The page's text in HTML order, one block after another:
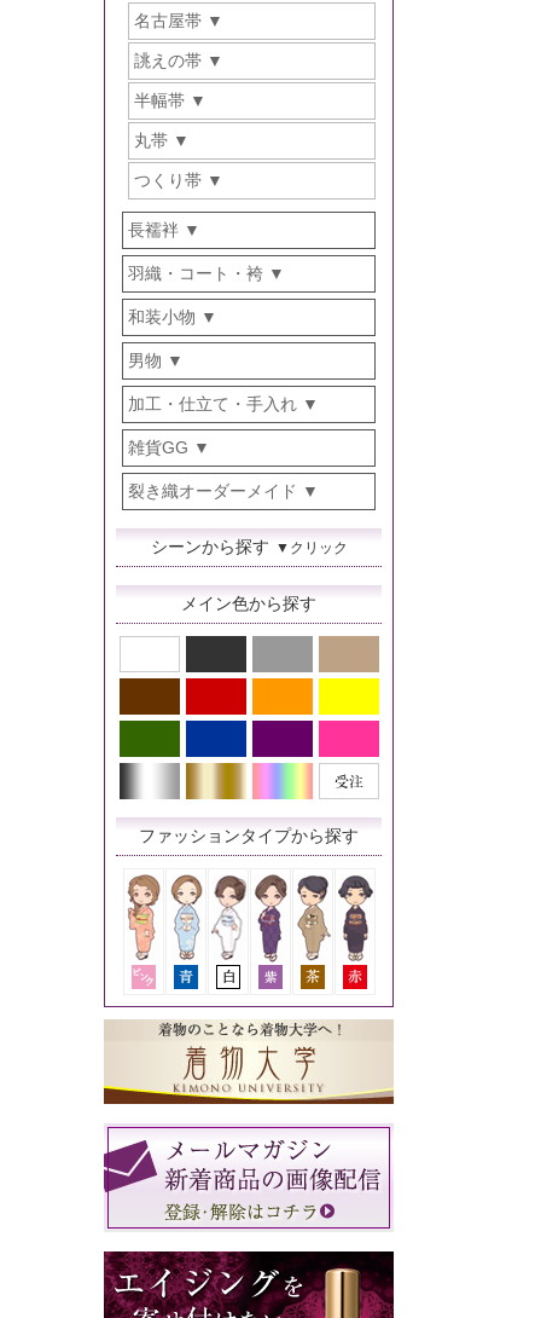
名古屋帯
誂えの帯
半幅帯
丸帯
つくり帯
長襦袢
羽織・コート・袴
和装小物
男物
加工・仕立て・手入れ
雑貨GG
裂き織オーダーメイド
シーンから探す ▼クリック
メイン色から探す
ファッションタイプから探す